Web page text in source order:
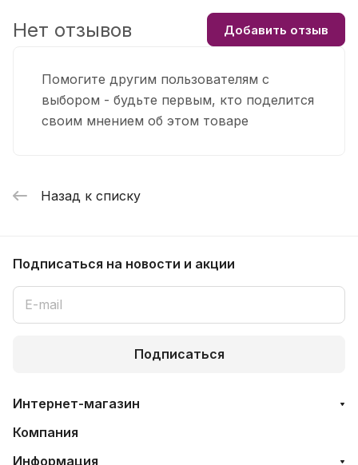
Помогите другим пользователям с
выбором - будьте первым, кто поделится
своим мнением об этом товаре
Нет отзывов Добавить отзыв
Назад к списку
Подписаться на новости и акции
Подписаться
Интернет-магазин
Компания
Информация